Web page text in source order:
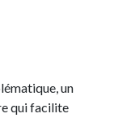
un
qui facilite